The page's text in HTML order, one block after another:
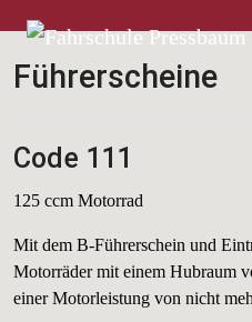
Home
Führerscheine
Code 111
125 ccm Motorrad
Mit dem B-Führerschein und
Motorräder mit einem Hubraum
einer Motorleistung von nicht